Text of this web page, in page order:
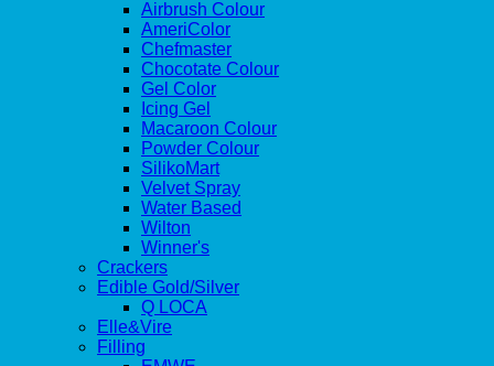
Airbrush Colour
AmeriColor
Chefmaster
Chocotate Colour
Gel Color
Icing Gel
Macaroon Colour
Powder Colour
SilikoMart
Velvet Spray
Water Based
Wilton
Winner's
Crackers
Edible Gold/Silver
Q LOCA
Elle&Vire
Filling